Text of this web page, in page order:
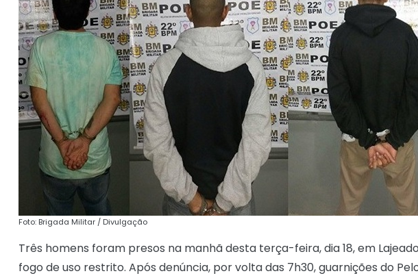
Foto: Brigada Militar / Divulgação
Três homens foram presos na manhã desta terça-feira, dia 18, em
fogo de uso restrito. Após denúncia, por volta das 7h30, guarnições do